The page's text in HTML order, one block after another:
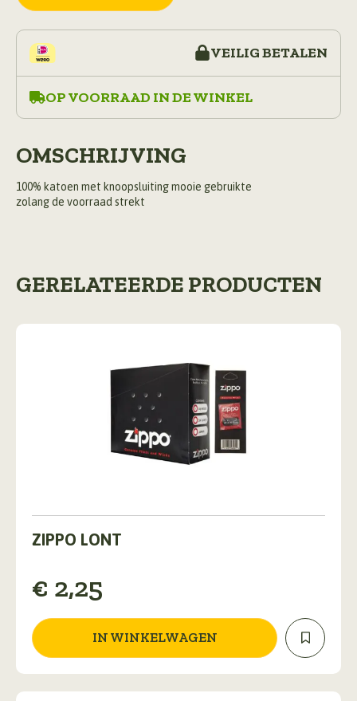
VEILIG BETALEN
OP VOORRAAD IN DE WINKEL
OMSCHRIJVING
100% katoen met knoopsluiting mooie gebruikte
zolang de voorraad strekt
GERELATEERDE PRODUCTEN
ZIPPO LONT
€ 2,25
IN WINKELWAGEN